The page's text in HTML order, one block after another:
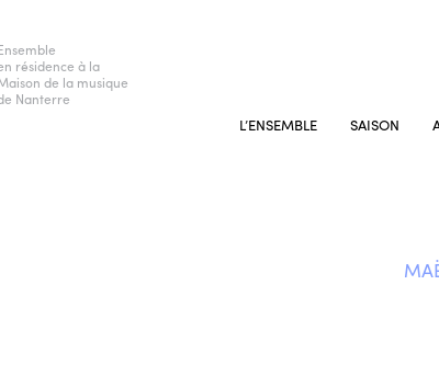
résidence à la
de la musique
Nanterre
L’ENSEMBLE SAISON